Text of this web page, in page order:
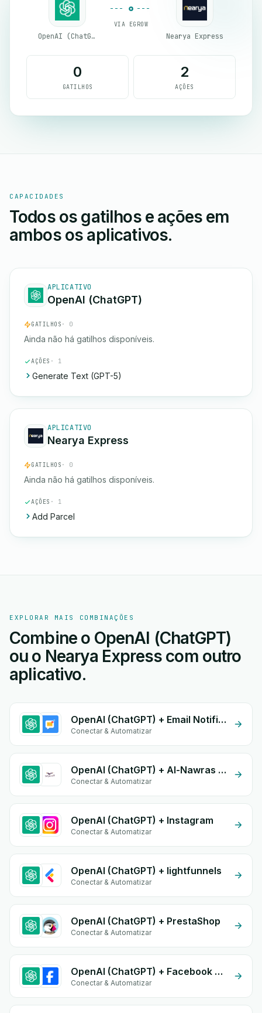
OpenAI (ChatGPT)
VIA EGROW
Nearya Express
0
GATILHOS
2
AÇÕES
CAPACIDADES
Todos os gatilhos e ações em
ambos os aplicativos.
APLICATIVO
OpenAI (ChatGPT)
GATILHOS · 0
Ainda não há gatilhos disponíveis.
AÇÕES · 1
Generate Text (GPT-5)
APLICATIVO
Nearya Express
GATILHOS · 0
Ainda não há gatilhos disponíveis.
AÇÕES · 1
Add Parcel
EXPLORAR MAIS COMBINAÇÕES
Combine o OpenAI (ChatGPT)
ou o Nearya Express com outro
aplicativo.
OpenAI (ChatGPT) + Email Notifications by eGrow
Conectar & Automatizar
OpenAI (ChatGPT) + Al-Nawras (Nawris)
Conectar & Automatizar
OpenAI (ChatGPT) + Instagram
Conectar & Automatizar
OpenAI (ChatGPT) + lightfunnels
Conectar & Automatizar
OpenAI (ChatGPT) + PrestaShop
Conectar & Automatizar
OpenAI (ChatGPT) + Facebook Commerce
Conectar & Automatizar